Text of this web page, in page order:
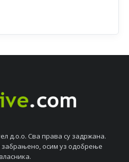
д.о.о. Сва права су задржана.
забрањeно, осим уз одобрeњe